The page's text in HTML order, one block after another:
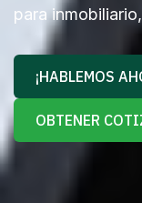
para
¡HABLEMOS
OBTENER